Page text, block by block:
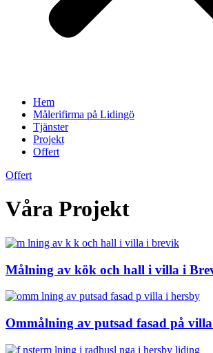
Hem
Målerifirma på Lidingö
Tjänster
Projekt
Offert
Offert
Våra Projekt
Målning av kök och hall i villa i
Ommålning av putsad fasad på